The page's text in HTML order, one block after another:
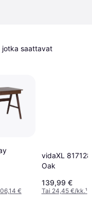
jotka saattavat
€
vidaXL
Oak
139,99 €
Tai 24,45 €/kk.¹